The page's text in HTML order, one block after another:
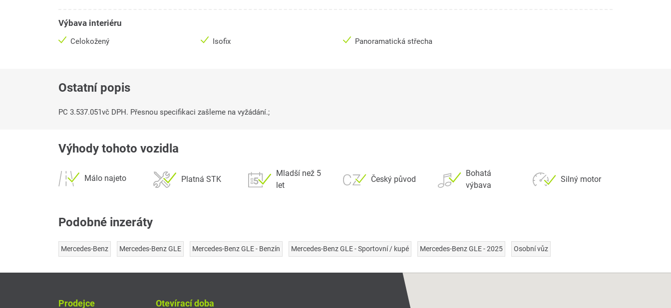
Výbava interiéru
Celokožený Isofix Panoramatická střecha
Ostatní popis
PC 3.537.051vč DPH. Přesnou specifikaci zašleme na vyžádání.;
Výhody tohoto vozidla
Málo najeto Platná STK
Mladší než 5
let
Český původ
Bohatá
výbava
Silný motor
Podobné inzeráty
Mercedes-Benz Mercedes-Benz GLE Mercedes-Benz GLE - Benzín Mercedes-Benz GLE - Sportovní / kupé Mercedes-Benz GLE - 2025 Osobní vůz
Prodejce Otevírací doba